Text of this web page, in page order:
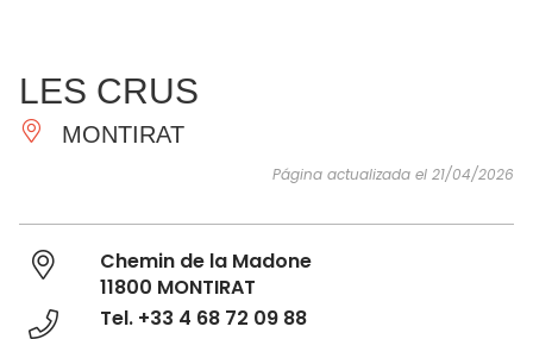
IMPRESCINDIBLES
LES CRUS
MONTIRAT
Página actualizada el 21/04/2026
Chemin de la Madone
11800 MONTIRAT
Tel. +33 4 68 72 09 88